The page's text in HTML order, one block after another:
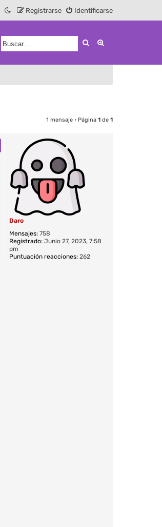
Identificarse
Registrarse
Buscar
1 mensaje • Página 1 de 1
Daro
Mensajes: 758
Registrado: Junio 27, 2023, 7:58
pm
Puntuación reacciones: 262